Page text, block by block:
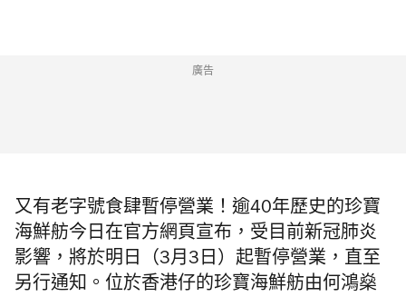
廣告
又有老字號食肆暫停營業！逾40年歷史的珍寶
海鮮舫今日在官方網頁宣布，受目前新冠肺炎
影響，將於明日（3月3日）起暫停營業，直至
另行通知。 位於香港仔的珍寶海鮮舫由何鴻燊